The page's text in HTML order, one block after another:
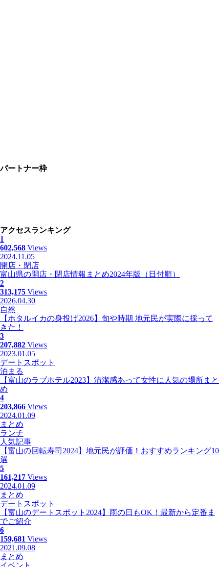
パートナー枠
アクセスランキング
1
602,568 Views
2024.11.05
開店・閉店
富山県の開店・閉店情報まとめ2024年版（日付順）
2
313,175 Views
2026.04.30
自然
【ホタルイカの身投げ2026】旬や時期 地元民が実際に採って
きた！
3
207,882 Views
2023.01.05
デートスポット
泊まる
【富山のラブホテル2023】清潔感あって女性に人気の場所まと
め
4
203,866 Views
2024.01.09
まとめ
ランチ
人気記事
【富山の回転寿司2024】地元民が評価！おすすめランキング10
選
5
161,217 Views
2024.01.09
まとめ
デートスポット
【富山のデートスポット2024】雨の日もOK！最新から定番ま
でご紹介
6
159,681 Views
2021.09.08
まとめ
イベント